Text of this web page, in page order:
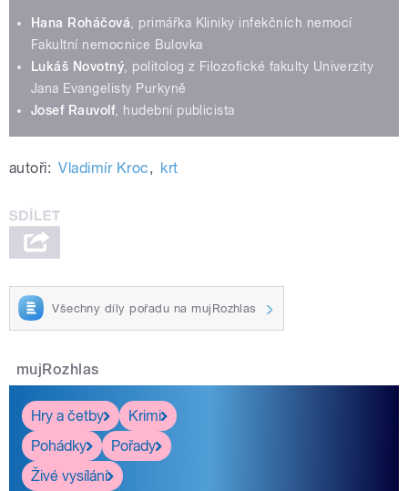
Hana Roháčová , primářka Kliniky infekčních nemocí
Fakultní nemocnice Bulovka
Lukáš Novotný , politolog z Filozofické fakulty Univerzity
Jana Evangelisty Purkyně
Josef Rauvolf, hudební publicista
autoři: Vladimír Kroc, krt
Všechny díly pořadu na mujRozhlas
mujRozhlas
Hry a četby
Krimi
Pohádky
Pořady
Živé vysílání